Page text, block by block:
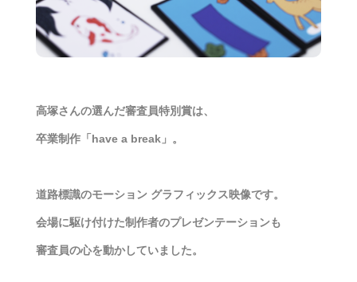
高塚さんの選んだ審査員特別賞は、
卒業制作「have a break」。
道路標識のモーション グラフィックス映像です。
会場に駆け付けた制作者のプレゼンテーションも
審査員の心を動かしていました。